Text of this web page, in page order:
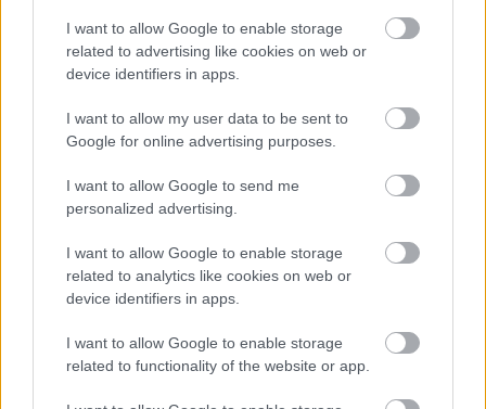
I want to allow Google to enable storage
related to advertising like cookies on web or
device identifiers in apps.
I want to allow my user data to be sent to
Google for online advertising purposes.
I want to allow Google to send me
personalized advertising.
I want to allow Google to enable storage
related to analytics like cookies on web or
device identifiers in apps.
I want to allow Google to enable storage
related to functionality of the website or app.
A táppénz mértéke Magyarországon
nem minden esetben ugyanannyi. A
legtöbben azt tudják, hogy a táppénz
általában a jövedelemhez igazodó
táppénzalap 50 vagy 60 százaléka
Nem az energiából van
kevés – a valódi kihívás
az időzítés